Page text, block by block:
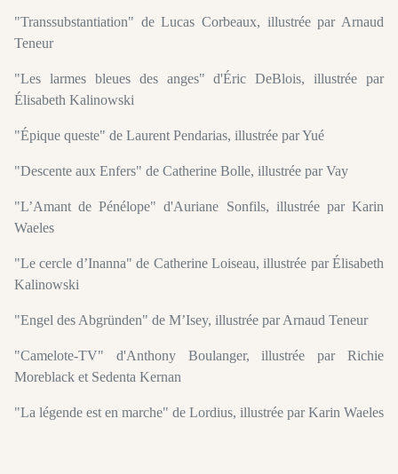
"Transsubstantiation" de Lucas Corbeaux, illustrée par Arnaud
Teneur
"Les larmes bleues des anges" d'Éric DeBlois, illustrée par
Élisabeth Kalinowski
"Épique queste" de Laurent Pendarias, illustrée par Yué
"Descente aux Enfers" de Catherine Bolle, illustrée par Vay
"L’Amant de Pénélope" d'Auriane Sonfils, illustrée par Karin
Waeles
"Le cercle d’Inanna" de Catherine Loiseau, illustrée par Élisabeth
Kalinowski
"Engel des Abgründen" de M’Isey, illustrée par Arnaud Teneur
"Camelote-TV" d'Anthony Boulanger, illustrée par Richie
Moreblack et Sedenta Kernan
"La légende est en marche" de Lordius, illustrée par Karin Waeles